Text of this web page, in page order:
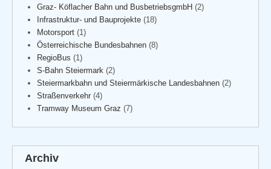
Graz- Köflacher Bahn und BusbetriebsgmbH (2)
Infrastruktur- und Bauprojekte (18)
Motorsport (1)
Österreichische Bundesbahnen (8)
RegioBus (1)
S-Bahn Steiermark (2)
Steiermarkbahn und Steiermärkische Landesbahnen (2)
Straßenverkehr (4)
Tramway Museum Graz (7)
Archiv